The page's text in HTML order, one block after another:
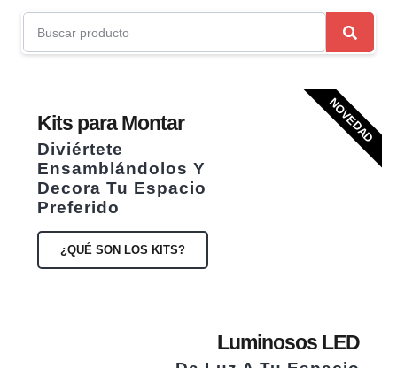
Kits para Montar
Diviértete
Ensamblándolos Y
Decora Tu Espacio
Preferido
¿QUÉ SON LOS KITS?
NOVEDAD
Luminosos LED